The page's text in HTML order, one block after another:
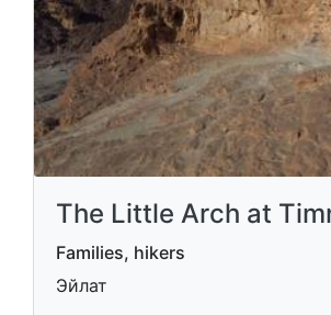
The Little Arch at
Families, hikers
Эйлат